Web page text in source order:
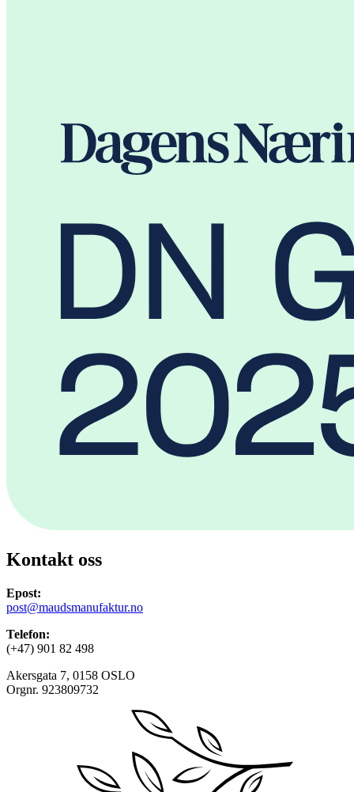
Kontakt oss
Epost:
post@maudsmanufaktur.no
Telefon:
(+47) 901 82 498
Akersgata 7, 0158 OSLO
Orgnr. 923809732